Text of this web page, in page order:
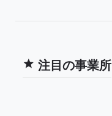
注目の事業所